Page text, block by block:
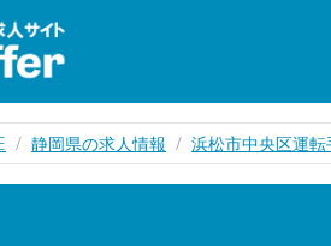
静岡県の求人情報 浜松市中央区運